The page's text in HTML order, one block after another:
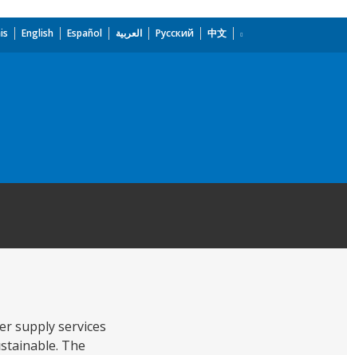
English Español العربية Русский 中文
supply services
The